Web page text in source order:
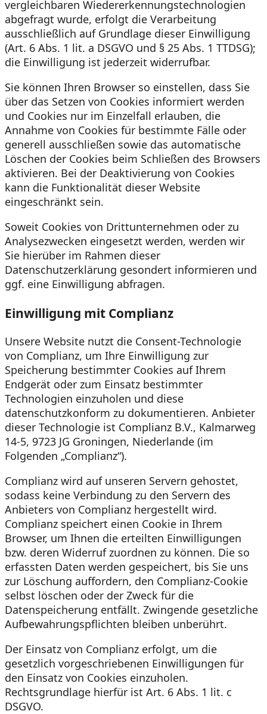
vergleichbaren Wiedererkennungstechnologien
abgefragt wurde, erfolgt die Verarbeitung
ausschließlich auf Grundlage dieser Einwilligung
(Art. 6 Abs. 1 lit. a DSGVO und § 25 Abs. 1 TTDSG);
die Einwilligung ist jederzeit widerrufbar.
Sie können Ihren Browser so einstellen, dass Sie
über das Setzen von Cookies informiert werden
und Cookies nur im Einzelfall erlauben, die
Annahme von Cookies für bestimmte Fälle oder
generell ausschließen sowie das automatische
Löschen der Cookies beim Schließen des Browsers
aktivieren. Bei der Deaktivierung von Cookies
kann die Funktionalität dieser Website
eingeschränkt sein.
Soweit Cookies von Drittunternehmen oder zu
Analysezwecken eingesetzt werden, werden wir
Sie hierüber im Rahmen dieser
Datenschutzerklärung gesondert informieren und
ggf. eine Einwilligung abfragen.
Einwilligung mit Complianz
Unsere Website nutzt die Consent-Technologie
von Complianz, um Ihre Einwilligung zur
Speicherung bestimmter Cookies auf Ihrem
Endgerät oder zum Einsatz bestimmter
Technologien einzuholen und diese
datenschutzkonform zu dokumentieren. Anbieter
dieser Technologie ist Complianz B.V., Kalmarweg
14-5, 9723 JG Groningen, Niederlande (im
Folgenden „Complianz“).
Complianz wird auf unseren Servern gehostet,
sodass keine Verbindung zu den Servern des
Anbieters von Complianz hergestellt wird.
Complianz speichert einen Cookie in Ihrem
Browser, um Ihnen die erteilten Einwilligungen
bzw. deren Widerruf zuordnen zu können. Die so
erfassten Daten werden gespeichert, bis Sie uns
zur Löschung auffordern, den Complianz-Cookie
selbst löschen oder der Zweck für die
Datenspeicherung entfällt. Zwingende gesetzliche
Aufbewahrungspflichten bleiben unberührt.
Der Einsatz von Complianz erfolgt, um die
gesetzlich vorgeschriebenen Einwilligungen für
den Einsatz von Cookies einzuholen.
Rechtsgrundlage hierfür ist Art. 6 Abs. 1 lit. c
DSGVO.